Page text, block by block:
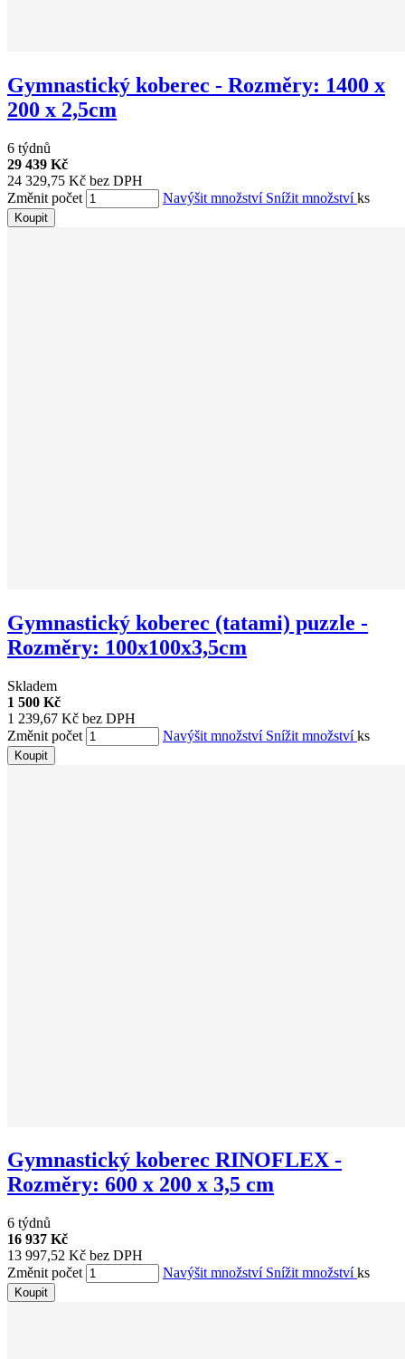
Gymnastický koberec - Rozměry: 1400 x
200 x 2,5cm
6 týdnů
29 439 Kč
24 329,75 Kč bez DPH
Změnit počet
Navýšit množství Snížit množstvíks
Koupit
Gymnastický koberec (tatami) puzzle -
Rozměry: 100x100x3,5cm
Skladem
1 500 Kč
1 239,67 Kč bez DPH
Změnit počet
Navýšit množství Snížit množstvíks
Koupit
Gymnastický koberec RINOFLEX -
Rozměry: 600 x 200 x 3,5 cm
6 týdnů
16 937 Kč
13 997,52 Kč bez DPH
Změnit počet
Navýšit množství Snížit množstvíks
Koupit